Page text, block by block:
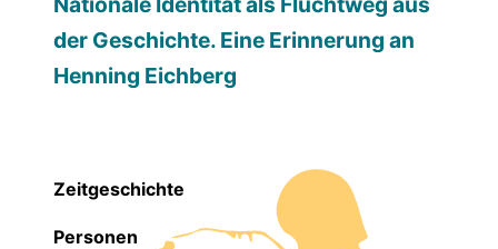
der Geschichte. Eine Erinnerung an
Henning Eichberg
Zeitgeschichte
Personen